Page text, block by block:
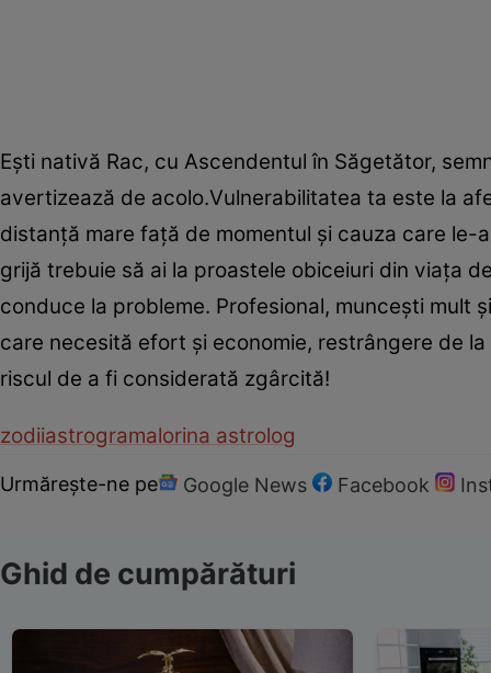
Eşti nativă Rac, cu Ascendentul în Săgetător,
avertizează de acolo.Vulnerabilitatea ta este la
distanţă mare faţă de momentul şi cauza care
grijă trebuie să ai la proastele obiceiuri din viaţa
conduce la probleme. Profesional, munceşti mult
care necesită efort şi economie, restrângere de
riscul de a fi considerată zgârcită!
zodiiastrogramalorina astrolog
Urmărește-ne pe Google News Facebook
Ghid de cumpărături